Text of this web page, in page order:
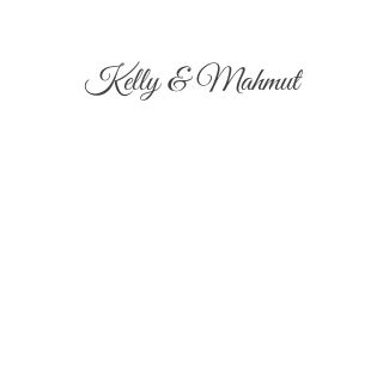
Kelly & Mahmut